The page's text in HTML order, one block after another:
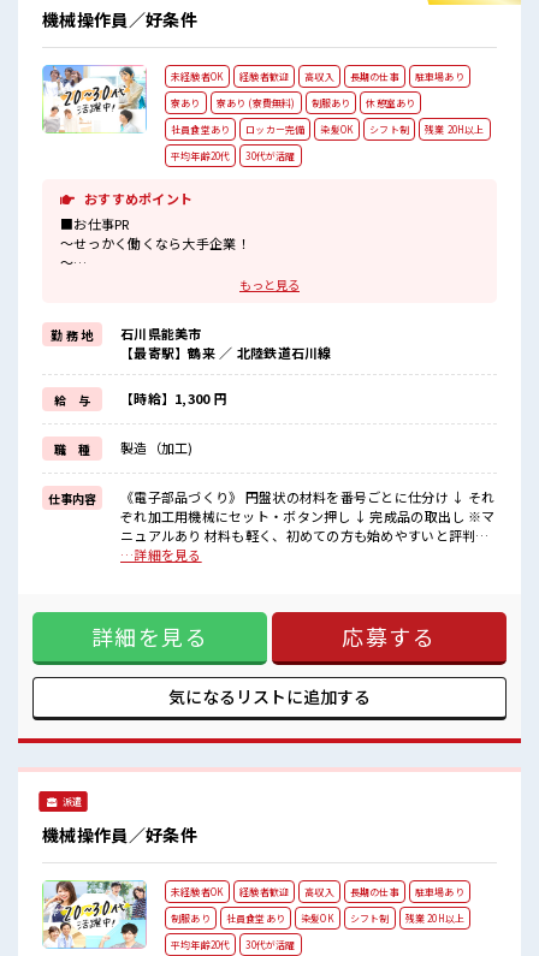
機械操作員／好条件
未経験者OK 経験者歓迎 高収入 長期の仕事
駐車場あり
寮あり
寮あり (寮費無料) 制服あり
休憩室あり
社員食堂あり
ロッカー完備 染髪OK シフト制
残業 20H以上
平均年齢20代
30代が活躍
おすすめポイント
■お仕事PR
～せっかく働くなら大手企業！
～
『一人暮らしをしたいけど費用をおさえタイ』
そんな方に...
お仕事だけじゃない◎住まいだってご提供します(*≧∀≦)ゞ
(1)寮費0円のワンルーム寮
(2)TV/冷蔵庫/洗濯機/エアコンなどは備え付け
(3)駐車場完備なのでマイカー持ち込みOK
などなど...
赴任時は現地までの移動交通費も規定支給！
さて…気になるお仕事内容は、
『機械にセット→ボタン押し』の機械オペ。
難しい操作ナシ！
重い部品ナシ！
のラクラク作業！
《定着率バツグン↑》
「社会人経験がない」
「力仕事をしたくない」
から始めた方もたくさん！
長期で働くならココ！
当社スタッフさんの半数以上が1年以上活躍中！
きっとアナタもそうなれる！
#ryo
もっと見る
勤 務 地
石川県能美市
【最寄駅】鶴来 ／ 北陸鉄道石川線
給 与 【時給】1,300 円
職 種 製造（加工)
仕事内容
《電子部品づくり》 円盤状の材料を番号ごとに仕分け ↓ それ
ぞれ加工用機械にセット・ボタン押し ↓ 完成品の取出し ※マ
ニュアルあり 材料も軽く、初めての方も始めやすいと評判◎
ほか運搬・検査などもあり！ ※寮アリのお仕事！一人暮らし
電を揃えるお金がナイ』 そんな方に... お仕事だけじゃない◎
住まいだってご提供します(*≧∀≦)ゞ (1)寮費0円のワンルー
ム寮 (2)TV/冷蔵庫/洗濯機/エアコンなどは備え付け (3)駐車場
完備なのでマイカー持ち込みOK などなど... 赴任時は現地まで
の移動交通費も規定支給！ さて…気になるお仕事内容は、
『機械にセット→ボタン押し』の機械オペ。 難しい操作ナ
着率バツグン↑》 「社会人経験がない」 「力仕事をしたくな
い」 から始めた方もたくさん！ 長期で働くならココ！ 当社ス
…詳細を見る
詳細を見る 応募する
気になるリストに追加する
派遣
機械操作員／好条件
未経験者OK 経験者歓迎 高収入 長期の仕事
駐車場あり
制服あり
社員食堂あり 染髪OK シフト制
残業 20H以上
平均年齢20代
30代が活躍